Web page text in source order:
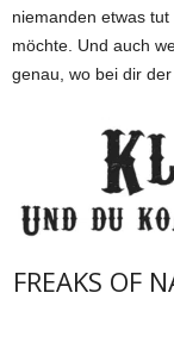
niemanden etwas
möchte. Und auch
genau, wo bei dir
FREAKS OF